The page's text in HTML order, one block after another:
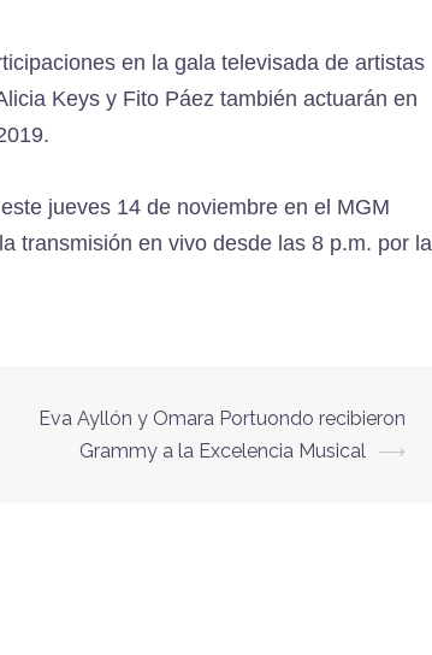
en la gala televisada de artistas
Keys y Fito Páez también actuarán en
jueves 14 de noviembre en el MGM
transmisión en vivo desde las 8 p.m. por la
Eva Ayllón y Omara Portuondo recibieron
Grammy a la Excelencia Musical
⟶